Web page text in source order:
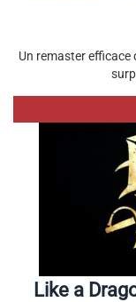
Un remaster efficace
Like a